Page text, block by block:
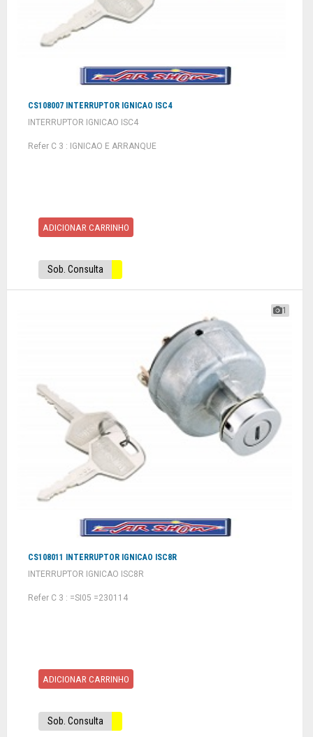
CS108007 INTERRUPTOR IGNICAO ISC4
INTERRUPTOR IGNICAO ISC4
Refer C 3 : IGNICAO E ARRANQUE
ADICIONAR CARRINHO
Sob. Consulta
1
CS108011 INTERRUPTOR IGNICAO ISC8R
INTERRUPTOR IGNICAO ISC8R
Refer C 3 : =SI05 =230114
ADICIONAR CARRINHO
Sob. Consulta